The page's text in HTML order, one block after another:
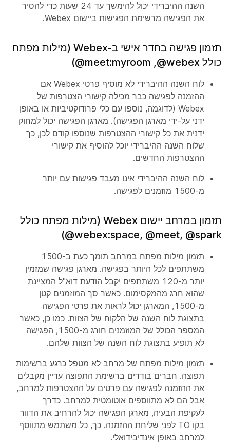
השנה ההיברידי יכול להימשך עד 24 שעות כדי להסיר
את הפגישה מרשימת הפגישות ביישום Webex.
תזמון פגישה בחדר אישי ב-Webex (מילות מפתח
כולל ‎@webex‏, ‎@meet:myroom)
לוח השנה ההיברידי לא מוסיף פרטי Webex אם
ההזמנה לפגישה כבר מכילה קישורי הצטרפות של
Webex (לדוגמה, נוספו עם כלי פרודוקטיביות או באופן
ידני על-ידי מארגן הפגישה). מארגן הפגישה יכול למחוק
ידנית את כל קישורי ההצטרפות שנוספו קודם לכן, כך
שלוח השנה ההיברידי יוכל להוסיף את קישורי
ההצטרפות החדשים.
לוח השנה ההיברידי אינו מעבד פגישות עם יותר
מ-1500 מוזמנים לפגישה.
תזמון במרחב יישום Webex (מילות מפתח כולל
‎@webex:space, ‎@meet, ‎@spark)
תזמון מילות מפתח במרחב תומך כעת ב-1500
משתתפים לכל היותר בפגישה. מארגן פגישה שמזמין
יותר מ-120 משתתפים יקבל הודעת דוא"ל המציינת
שהוא חרג מהמקסימום. כאשר סך המוזמנים קטן
מ-1500, המארגן יכול לראות את פרטי הפגישה
בתצוגת לוח השנה של הלקוח של הצוות. כמו כן, כאשר
המספר הכולל של המוזמנים חורג מ-1500, הפגישה
לא תופיע בתצוגת לוח השנה של הצוות שלהם.
תזמון מילות מפתח של מרחב לא מטפל כרגע ברשימות
תפוצה. חברים בודדים ברשימת התפוצה עדיין מקבלים
את ההזמנה לפגישה עם פרטים על ההצטרפות למרחב,
אבל הם לא מתווספים אוטומטית למרחב. כדרך
לעקיפת הבעיה, מארגן הפגישה יכול להרחיב את הדוור
בקו TO לפני שליחת ההזמנה. כך, כל משתמש מתווסף
למרחב באופן אינדיבידואלי.